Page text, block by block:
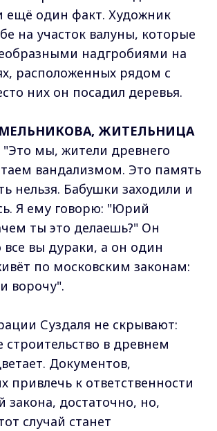
ещё один факт. Художник
на участок валуны, которые
надгробиями на
расположенных рядом с
них он посадил деревья.
ЖИТЕЛЬНИЦА
"Это мы, жители древнего
вандализмом. Это память
нельзя. Бабушки заходили и
Я ему говорю: "Юрий
ты это делаешь?" Он
все вы дураки, а он один
по московским законам:
ворочу".
Суздаля не скрывают:
строительство в древнем
Документов,
привлечь к ответственности
закона, достаточно, но,
случай станет